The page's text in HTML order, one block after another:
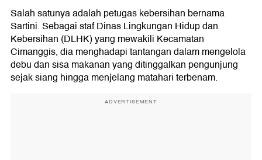
Salah satunya adalah petugas kebersihan bernama
Sartini. Sebagai staf Dinas Lingkungan Hidup dan
Kebersihan (DLHK) yang mewakili Kecamatan
Cimanggis, dia menghadapi tantangan dalam mengelola
debu dan sisa makanan yang ditinggalkan pengunjung
sejak siang hingga menjelang matahari terbenam.
ADVERTISEMENT